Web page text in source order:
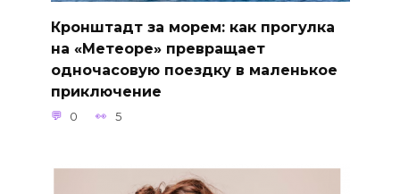
Кронштадт за морем: как прогулка
на «Метеоре» превращает
одночасовую поездку в маленькое
приключение
0 5